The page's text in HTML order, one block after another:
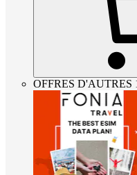
OFFRES D'AUTRES